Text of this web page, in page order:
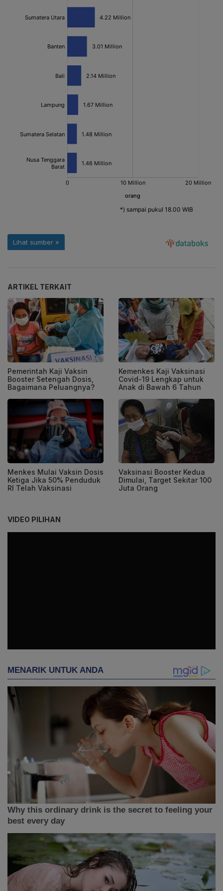
ARTIKEL TERKAIT
Pemerintah Kaji Vaksin
Booster Setengah Dosis,
Bagaimana Peluangnya?
Kemenkes Kaji Vaksinasi
Covid-19 Lengkap untuk
Anak di Bawah 6 Tahun
Menkes Mulai Vaksin Dosis
Ketiga Jika 50% Penduduk
RI Telah Vaksinasi
Vaksinasi Booster Kedua
Dimulai, Target Sekitar 100
Juta Orang
VIDEO PILIHAN